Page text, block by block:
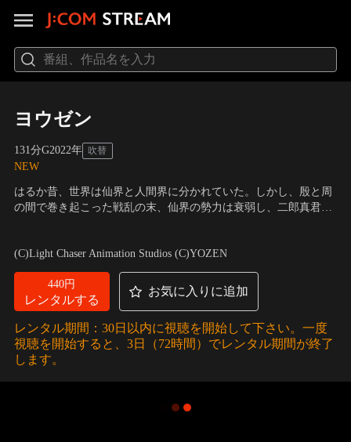
ヨウゼン
131分G2022年 吹替
NEW
はるか昔、世界は仙界と人間界に分かれていた。しかし、殷と周
の間で巻き起こった戦乱の末、仙界の勢力は衰弱し、二郎真君こ
あるジンコウと偶然出会う。ジンコウは、手にすれば力が倍増す
るという「宝蓮灯」を探し…。
(C)Light Chaser Animation Studios (C)YOZEN
440円
レンタルする
お気に入りに追加
レンタル期間：30日以内に視聴を開始して下さい。一度
視聴を開始すると、3日（72時間）でレンタル期間が終了
します。